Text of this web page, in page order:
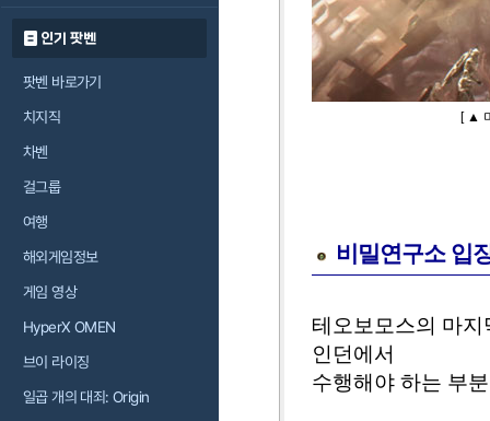
인기 팟벤
팟벤 바로가기
치지직
차벤
걸그룹
여행
해외게임정보
게임 영상
HyperX OMEN
브이 라이징
일곱 개의 대죄: Origin
[ ▲
비밀연구소 입
테오보모스의 마
인던에서
수행해야 하는 부